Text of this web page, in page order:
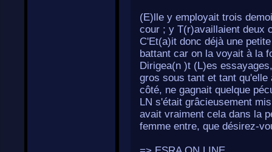
(E)lle y employait trois
cour ; y T(r)availlaient deux
C'Et(a)it donc déjà une
battant car on la voyait à la
Dirigea(n )t (L)es
gros sous tant et tant
côté, ne gagnait quelque
LN s'était grâcieusement
avait vraiment cela dans la
femme entre, que désirez-